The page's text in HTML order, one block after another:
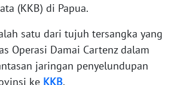
(KKB) di Papua.
satu dari tujuh tersangka yang
Operasi Damai Cartenz dalam
jaringan penyelundupan
ke KKB.